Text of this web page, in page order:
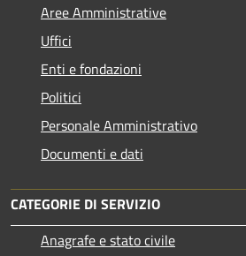
Aree Amministrative
Uffici
Enti e fondazioni
Politici
Personale Amministrativo
Documenti e dati
CATEGORIE DI SERVIZIO
Anagrafe e stato civile